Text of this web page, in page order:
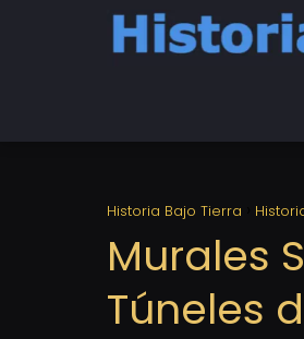
Historia Bajo Tierra
Murales
Túneles